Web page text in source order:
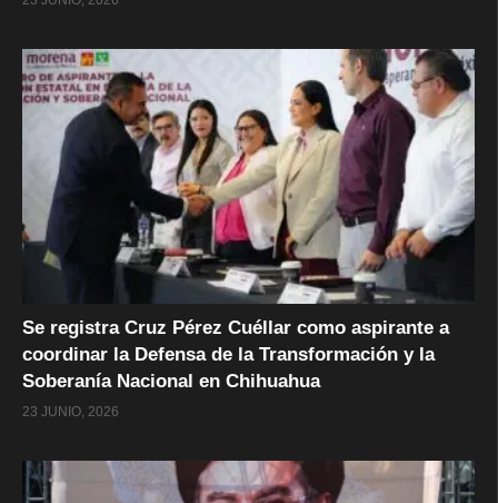
Se registra Cruz Pérez Cuéllar como aspirante a
coordinar la Defensa de la Transformación y la
Soberanía Nacional en Chihuahua
23 JUNIO, 2026